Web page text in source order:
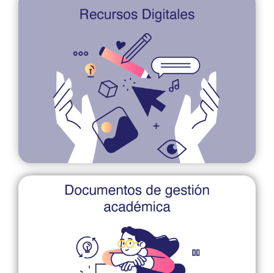
Para enriquecer tus clases,
contamos con una diversidad de
recursos digitales como:
videos, audios, imprimibles e interactivos.
Encuentra documentos editables que pueden
facilitar su labor docente.